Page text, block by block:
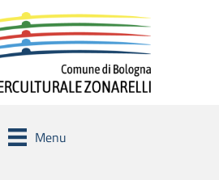
Menu